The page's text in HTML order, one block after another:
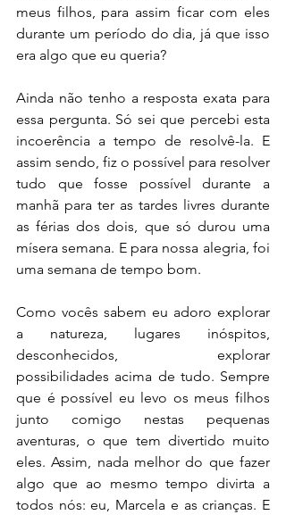
meus filhos, para assim ficar com eles
durante um período do dia, já que isso
era algo que eu queria?
Ainda não tenho a resposta exata para
essa pergunta. Só sei que percebi esta
incoerência a tempo de resolvê-la. E
assim sendo, fiz o possível para resolver
tudo que fosse possível durante a
manhã para ter as tardes livres durante
as férias dos dois, que só durou uma
mísera semana. E para nossa alegria, foi
uma semana de tempo bom.
Como vocês sabem eu adoro explorar
a natureza, lugares inóspitos,
desconhecidos, explorar
possibilidades acima de tudo. Sempre
que é possível eu levo os meus filhos
junto comigo nestas pequenas
aventuras, o que tem divertido muito
eles. Assim, nada melhor do que fazer
algo que ao mesmo tempo divirta a
todos nós: eu, Marcela e as crianças. E